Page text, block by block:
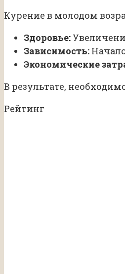
Курение в молодом
Здоровье:
Зависимость:
Экономические
В результате,
Рейтинг